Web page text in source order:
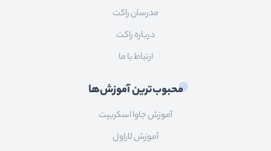
مدرسان راکت
درباره راکت
ارتباط با ما
محبوب‌ترین آموزش‌ها
آموزش جاوا اسکریپت
آموزش لاراول